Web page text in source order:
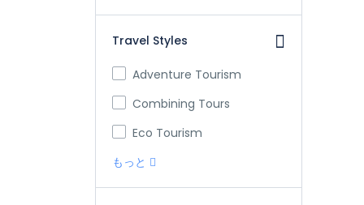
Travel Styles
Adventure Tourism
Combining Tours
Eco Tourism
もっと